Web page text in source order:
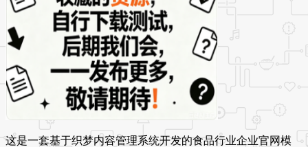
这是一套基于织梦内容管理系统开发的食品行业企业官网模